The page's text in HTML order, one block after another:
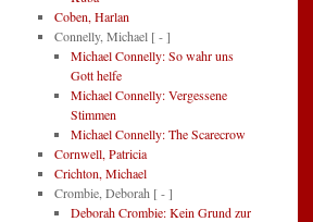
Coben, Harlan
Connelly, Michael [ - ]
Michael Connelly: So wahr uns
Gott helfe
Michael Connelly: Vergessene
Stimmen
Michael Connelly: The Scarecrow
Cornwell, Patricia
Crichton, Michael
Crombie, Deborah [ - ]
Deborah Crombie: Kein Grund zur